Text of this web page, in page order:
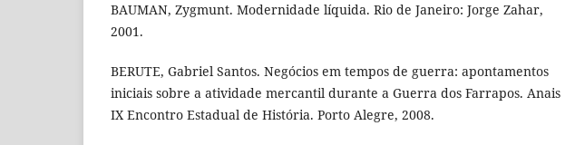
BAUMAN, Zygmunt. Modernidade líquida. Rio de Janeiro: Jorge Zahar,
2001.
BERUTE, Gabriel Santos. Negócios em tempos de guerra: apontamentos
iniciais sobre a atividade mercantil durante a Guerra dos Farrapos. Anais
IX Encontro Estadual de História. Porto Alegre, 2008.